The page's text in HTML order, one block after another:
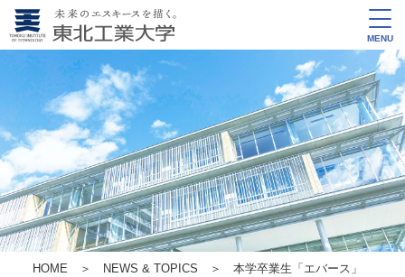
MENU
HOME ＞ NEWS & TOPICS ＞ 本学卒業生「エバース」